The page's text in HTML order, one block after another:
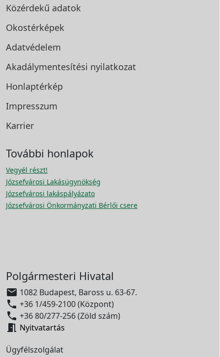
Közérdekű adatok
Okostérképek
Adatvédelem
Akadálymentesítési nyilatkozat
Honlaptérkép
Impresszum
Karrier
További honlapok
Vegyél részt!
Józsefvárosi Lakásügynökség
Józsefvárosi lakáspályázato
Józsefvárosi Önkormányzati Bérlői csere
Polgármesteri Hivatal
 1082 Budapest, Baross u. 63-67.
 +36 1/459-2100 (Központ)
 +36 80/277-256 (Zöld szám)
 Nyitvatartás
Ügyfélszolgálat